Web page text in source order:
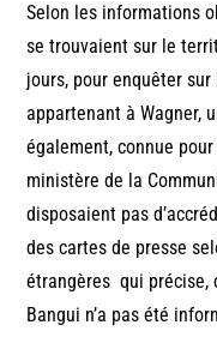
Selon les informations
se trouvaient sur le
jours, pour enquêter
appartenant à Wagner,
également, connue
ministère de la
disposaient pas
des cartes de presse
étrangères qui précise,
Bangui n’a pas été